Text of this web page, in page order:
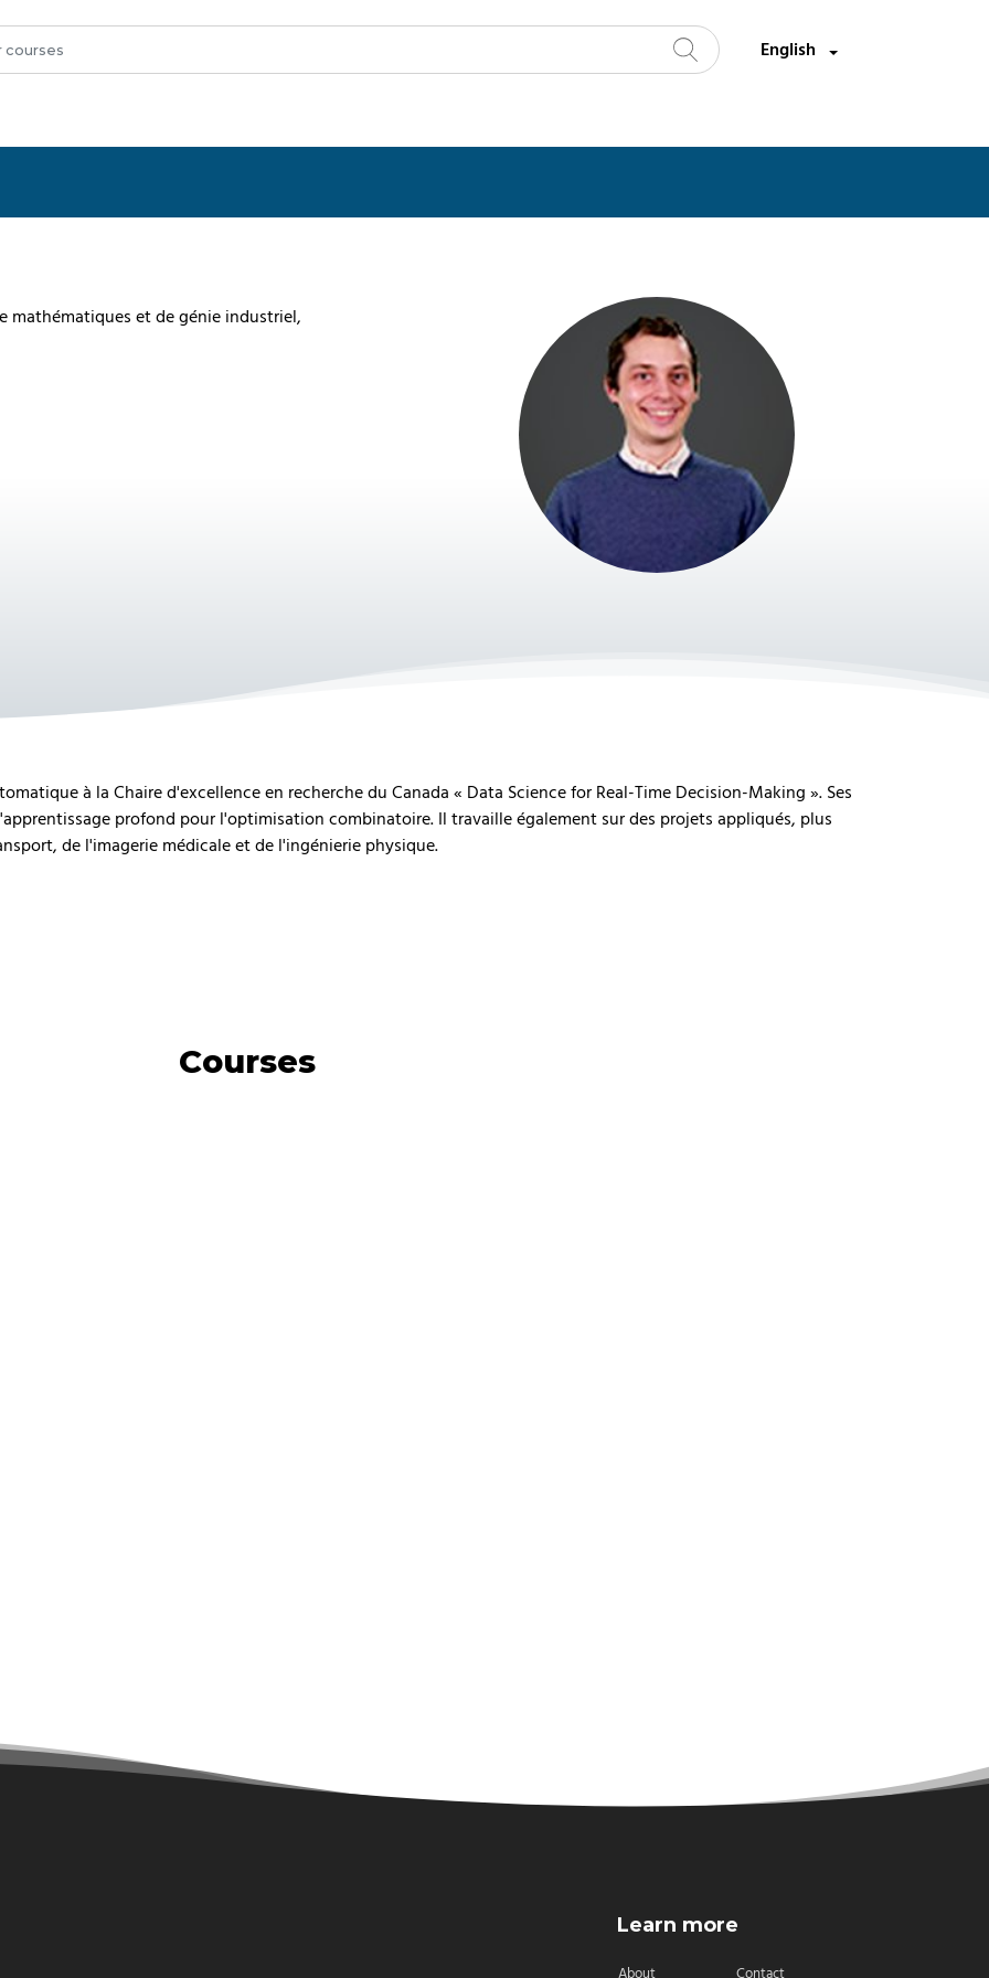
Search
English
mathématiques et de génie industriel,
à la Chaire d'excellence en recherche du Canada « Data Science for Real-Time Decision-Making ». Ses
profond pour l'optimisation combinatoire. Il travaille également sur des projets appliqués, plus
de l'imagerie médicale et de l'ingénierie physique.
Courses
Learn more
About Contact